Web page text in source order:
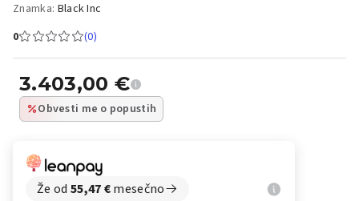
Znamka: Black Inc
0
(0)
3.403,00 €
Obvesti me o popustih
Že od 55,47€mesečno